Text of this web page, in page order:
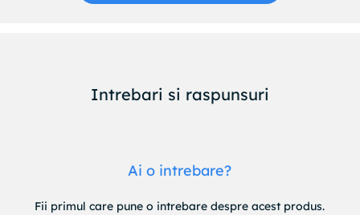
Intrebari si raspunsuri
Ai o intrebare?
Fii primul care pune o intrebare despre acest produs.